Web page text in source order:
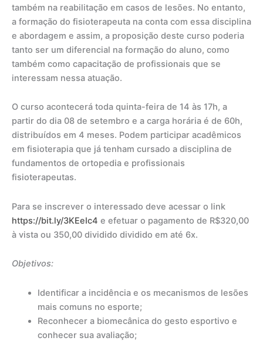
também na reabilitação em casos de lesões. No entanto,
a formação do fisioterapeuta na conta com essa disciplina
e abordagem e assim, a proposição deste curso poderia
tanto ser um diferencial na formação do aluno, como
também como capacitação de profissionais que se
interessam nessa atuação.
O curso acontecerá toda quinta-feira de 14 às 17h, a
partir do dia 08 de setembro e a carga horária é de 60h,
distribuídos em 4 meses. Podem participar acadêmicos
em fisioterapia que já tenham cursado a disciplina de
fundamentos de ortopedia e profissionais
fisioterapeutas.
Para se inscrever o interessado deve acessar o link
https://bit.ly/3KEeIc4 e efetuar o pagamento de R$320,00
à vista ou 350,00 dividido dividido em até 6x.
Objetivos:
Identificar a incidência e os mecanismos de lesões
mais comuns no esporte;
Reconhecer a biomecânica do gesto esportivo e
conhecer sua avaliação;